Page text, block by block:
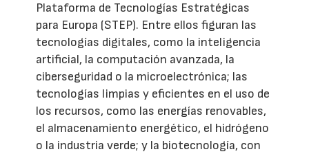
Plataforma de Tecnologías Estratégicas
para Europa (STEP). Entre ellos figuran las
tecnologías digitales, como la inteligencia
artificial, la computación avanzada, la
ciberseguridad o la microelectrónica; las
tecnologías limpias y eficientes en el uso de
los recursos, como las energías renovables,
el almacenamiento energético, el hidrógeno
o la industria verde; y la biotecnología, con